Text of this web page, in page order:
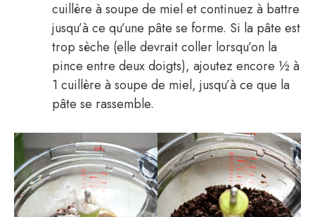
cuillère à soupe de miel et continuez à battre
jusqu’à ce qu’une pâte se forme. Si la pâte est
trop sèche (elle devrait coller lorsqu’on la
pince entre deux doigts), ajoutez encore ½ à
1 cuillère à soupe de miel, jusqu’à ce que la
pâte se rassemble.